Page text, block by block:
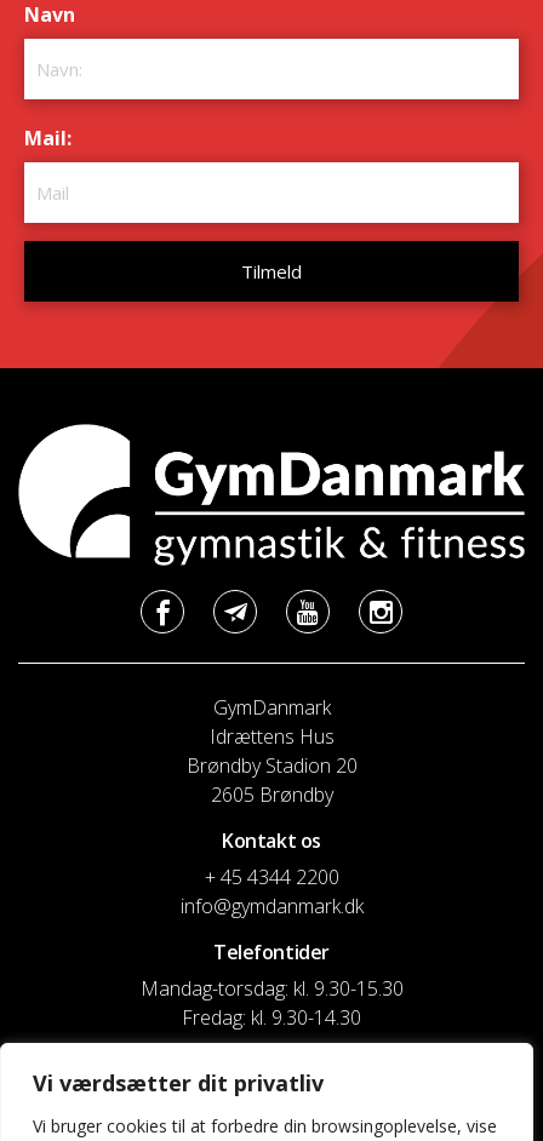
Vi værdsætter dit privatliv
Vi bruger cookies til at forbedre din browsingoplevelse, vise
Navn
Mail:
GymDanmark
Idrættens Hus
Brøndby Stadion 20
2605 Brøndby
Kontakt os
+ 45 4344 2200
info@gymdanmark.dk
Telefontider
Mandag-torsdag: kl. 9.30-15.30
Fredag: kl. 9.30-14.30
CVR nr. 20916818
Reg. & Kontonr.: 4180 3119119022